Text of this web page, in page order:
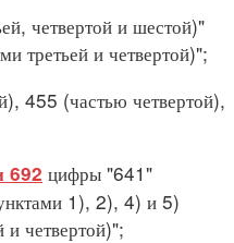
четвертой и шестой)"
третьей и четвертой)";
455 (частью четвертой),
692 цифры "641"
1), 2), 4) и 5)
и четвертой)";